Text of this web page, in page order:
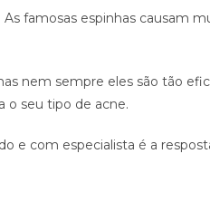
famosas espinhas causam
nem sempre eles são tão
o seu tipo de acne.
e com especialista é a